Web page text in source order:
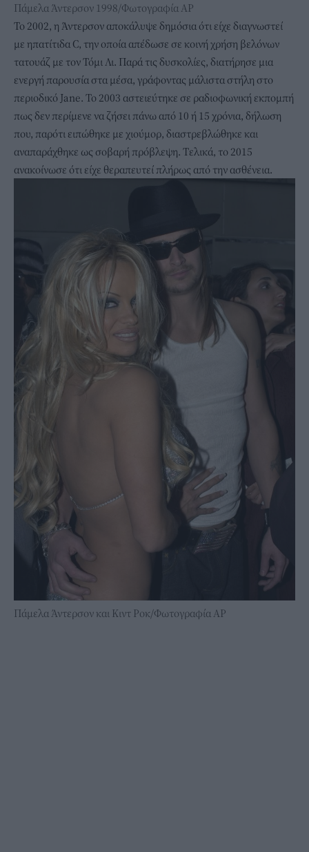
Πάμελα Άντερσον 1998/Φωτογραφία AP
Το 2002, η Άντερσον αποκάλυψε δημόσια ότι είχε διαγνωστεί
με ηπατίτιδα C, την οποία απέδωσε σε κοινή χρήση βελόνων
τατουάζ με τον Τόμι Λι. Παρά τις δυσκολίες, διατήρησε μια
ενεργή παρουσία στα μέσα, γράφοντας μάλιστα στήλη στο
περιοδικό Jane. Το 2003 αστειεύτηκε σε ραδιοφωνική εκπομπή
πως δεν περίμενε να ζήσει πάνω από 10 ή 15 χρόνια, δήλωση
που, παρότι ειπώθηκε με χιούμορ, διαστρεβλώθηκε και
αναπαράχθηκε ως σοβαρή πρόβλεψη. Τελικά, το 2015
ανακοίνωσε ότι είχε θεραπευτεί πλήρως από την ασθένεια.
Πάμελα Άντερσον και Κιντ Ροκ/Φωτογραφία AP